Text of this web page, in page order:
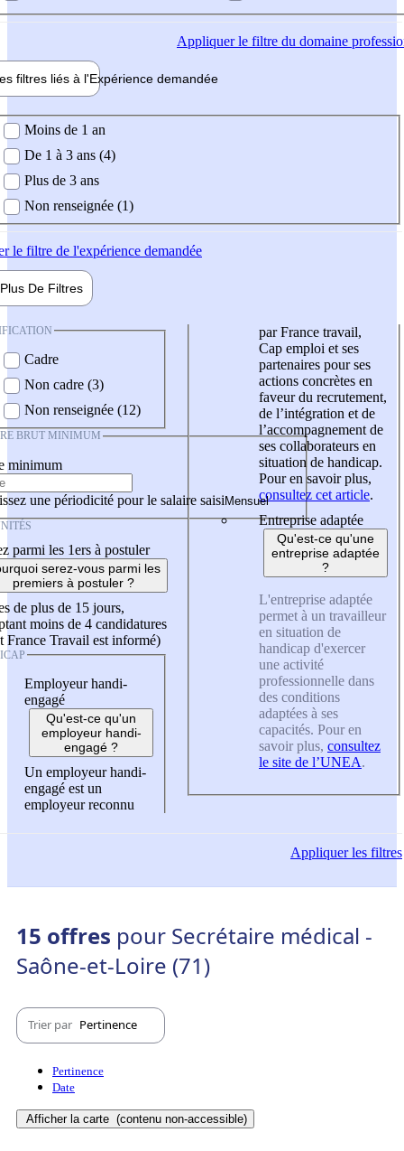
Appliquerle filtre du domaine
filtres liés à l'Expérience demandée
demandée
Moins de 1 an
De 1 à 3 ans (4)
Plus de 3 ans
Non renseignée (1)
le filtre de l'expérience demandée
Plus De Filtres
Cadre
Non cadre (3)
Non renseignée (12)
BRUT MINIMUM
minimum
une périodicité pour le salaire saisi
parmi les 1ers à postuler
serez-vous parmi les
premiers à postuler ?
de plus de 15 jours,
moins de 4 candidatures
France Travail est informé)
Employeur handi-
engagé
Qu'est-ce qu'un
employeur handi-
engagé ?
Un employeur handi-
engagé est un
employeur reconnu
par France travail,
Cap emploi et ses
partenaires pour ses
actions concrètes en
faveur du recrutement,
de l’intégration et de
l’accompagnement de
ses collaborateurs en
situation de handicap.
Pour en savoir plus,
consultez cet article.
Entreprise adaptée
Qu'est-ce qu'une
entreprise adaptée
?
L'entreprise adaptée
permet à un travailleur
en situation de
handicap d'exercer
une activité
professionnelle dans
des conditions
adaptées à ses
capacités. Pour en
savoir plus, consultez
le site de l’UNEA.
Appliquerles filtres
15 offres pour Secrétaire médical -
Saône-et-Loire (71)
Trier par Pertinence
Pertinence
Date
Afficher la carte (contenu non-accessible)